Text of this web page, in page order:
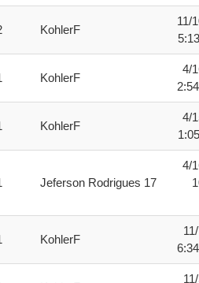
KohlerF
11/
KohlerF
4/
KohlerF
4/
Jeferson Rodrigues 17
4/
KohlerF